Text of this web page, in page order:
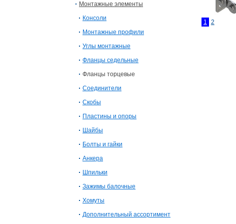
Монтажные элементы
Консоли
Монтажные профили
Углы монтажные
Фланцы седельные
Фланцы торцевые
Соединители
Скобы
Пластины и опоры
Шайбы
Болты и гайки
Анкера
Шпильки
Зажимы балочные
Хомуты
Дополнительный ассортимент
1 2